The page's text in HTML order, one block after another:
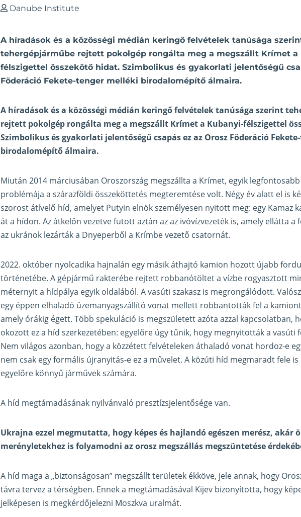
Danube Institute
A híradások és a közösségi médián keringő felvételek tanúsága
tehergépjárműbe rejtett pokolgép rongálta meg a megszállt Krímet a
félszigettel összekötő hidat. Szimbolikus és gyakorlati jelentőségű
Föderáció Fekete-tenger melléki birodalomépítő álmaira.
A híradások és a közösségi médián keringő felvételek tanúsága szerint
rejtett pokolgép rongálta meg a megszállt Krímet a Kubanyi-félszigettel
Szimbolikus és gyakorlati jelentőségű csapás ez az Orosz Föderáció
birodalomépítő álmaira.
Miután 2014 márciusában Oroszország megszállta a Krímet, egyik
problémája a szárazföldi összeköttetés megteremtése volt. Négy év alatt el is
szorost átívelő híd, amelyet Putyin elnök személyesen nyitott meg: egy Kamaz
át a hídon. Az átkelőn vezetve futott aztán az az ivóvízvezeték is, amely ellátta a
az ukránok lezárták a Dnyeperből a Krímbe vezető csatornát.
2022. október nyolcadika hajnalán egy másik áthajtó kamion hozott újabb
történetébe. A gépjármű rakterébe rejtett robbanótöltet a vízbe rogyasztott
méternyit a hídpálya egyik oldalából. A vasúti szakasz is megrongálódott.
egy éppen elhaladó üzemanyagszállító vonat mellett robbantották fel a
amely órákig égett. Több spekuláció is megszületett azóta azzal kapcsolatban,
okozott ez a híd szerkezetében: egyelőre úgy tűnik, hogy megnyitották a vasúti
Nem világos azonban, hogy a közzétett felvételeken áthaladó vonat hordoz-e
nem csak egy formális újranyitás-e ez a művelet. A közúti híd megmaradt fele
egyelőre könnyű járművek számára.
A híd megtámadásának nyilvánvaló presztízsjelentősége van.
Ukrajna ezzel megmutatta, hogy képes és hajlandó egészen merész, akár
merényletekhez is folyamodni az orosz megszállás megszüntetése
A híd maga a „biztonságosan” megszállt területek ékköve, jele annak, hogy
távra tervez a térségben. Ennek a megtámadásával Kijev bizonyította, hogy
jelképesen is megkérdőjelezni Moszkva uralmát.